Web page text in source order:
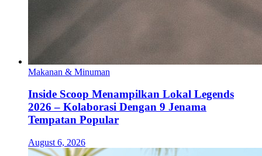
Makanan & Minuman
Inside Scoop Menampilkan Lokal Legends
2026 – Kolaborasi Dengan 9 Jenama
Tempatan Popular
August 6, 2026